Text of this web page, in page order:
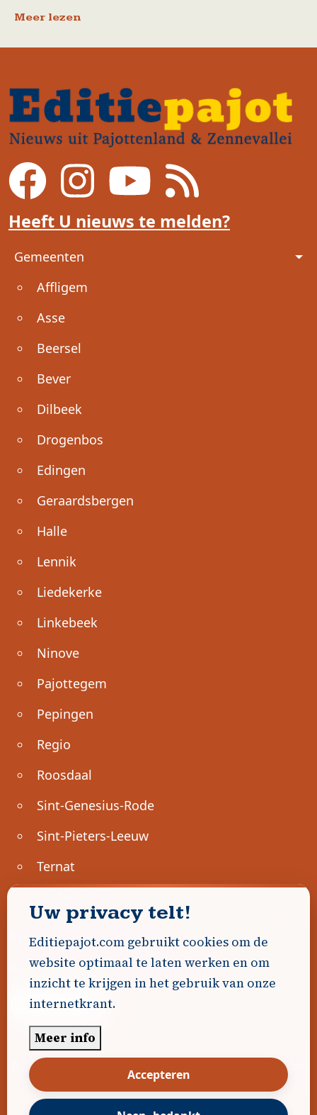
Meer lezen
Heeft U nieuws te melden?
Voet
Gemeenten
Affligem
Asse
Beersel
Bever
Dilbeek
Drogenbos
Edingen
Geraardsbergen
Halle
Lennik
Liedekerke
Linkebeek
Ninove
Pajottegem
Pepingen
Regio
Roosdaal
Sint-Genesius-Rode
Sint-Pieters-Leeuw
Ternat
Geen advertenties gevonden.
Uw advertentie hier? Contacteer ons!
Word Partner!
© 2026 Editiepajot.com
Algemene voorwaarden
|Disclaimer Privacybeleid Cookiebeleid|
Gerealiseerd doorDavidHosse.net
Uw privacy telt!
Editiepajot.com gebruikt cookies om de
website optimaal te laten werken en om
inzicht te krijgen in het gebruik van onze
internetkrant.
Meer info
Accepteren